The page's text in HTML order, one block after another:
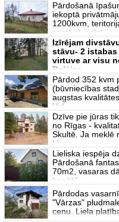
Pārdošanā
iekoptā
1200kvm,
sastāvā ir dzī
Izīrējam
stāvu- 2
virtuve ar visu
Daļējas
Pārdod 352 kvm
(būvniecības
augstas
Vid
Dzīve pie jūras
no Rīgas -
Skultē. Ja meklē
klusu
Lieliska iespēja
Pārdošanā
70m2, vasaras
kapitāli
Pārdodas
"Vārzas"
cenu. Liela